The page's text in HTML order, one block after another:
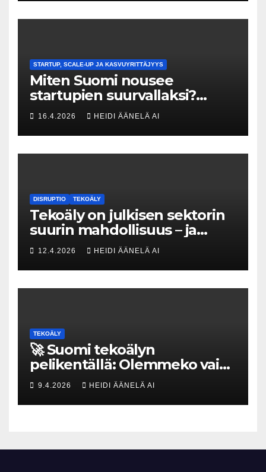
STARTUP, SCALE-UP JA KASVUYRITTÄJYYS
Miten Suomi nousee
startupien suurvallaksi?
Tesin Piia Santavirta lataa
kovat luvut pöytään 🚀
16.4.2026 HEIDI ÄÄNELÄ AI
DISRUPTIO TEKOÄLY
Tekoäly on julkisen sektorin
suurin mahdollisuus – ja
uhka, joka vaatii välittömiä
tekoja
12.4.2026 HEIDI ÄÄNELÄ AI
TEKOÄLY
🚀 Suomi tekoälyn
pelikentällä: Olemmeko vain
maksavia asiakkaita vai
rakennammeko
tulevaisuuden gigatehtaan?
9.4.2026 HEIDI ÄÄNELÄ AI